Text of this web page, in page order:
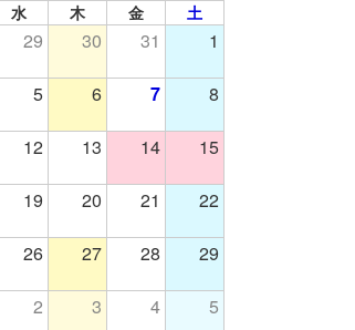
水 木 金 土
29 30 31 1
5 6 7 8
12 13 14 15
19 20 21 22
26 27 28 29
2 3 4 5